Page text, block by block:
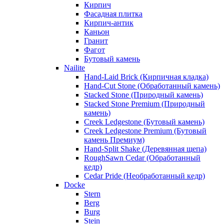
Кирпич
Фасадная плитка
Кирпич-антик
Каньон
Гранит
Фагот
Бутовый камень
Nailite
Hand-Laid Brick (Кирпичная кладка)
Hand-Cut Stone (Обработанный камень)
Stacked Stone (Природный камень)
Stacked Stone Premium (Природный
камень)
Creek Ledgestone (Бутовый камень)
Creek Ledgestone Premium (Бутовый
камень Премиум)
Hand-Split Shake (Деревянная щепа)
RoughSawn Cedar (Обработанный
кедр)
Cedar Pride (Необработанный кедр)
Docke
Stern
Berg
Burg
Stein